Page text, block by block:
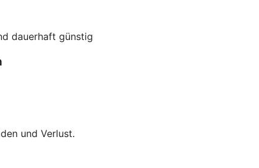
dauerhaft günstig
und Verlust.